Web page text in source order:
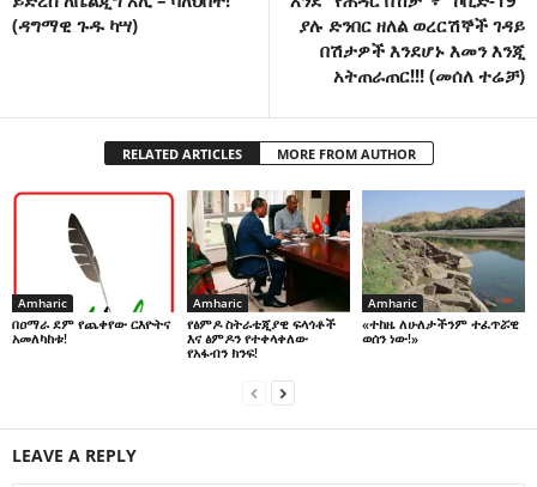
(ዳግማዊ ጉዱ ካሣ)
ያሉ ድንበር ዘለል ወረርሽኞች ገዳይ
በሽታዎች እንደሆኑ እመን እንጂ
አትጠራጠር!!! (መሰለ ተሬቻ)
RELATED ARTICLES MORE FROM AUTHOR
Amharic
በዐማራ ደም የጨቀየው ርእዮትና
አመለካከቱ!
Amharic
የፅምዶ ስትራቴጂያዊ ፍላጎቶች
እና ፅምዶን የተቀላቀለው
የአፋብን ክንፍ!
Amharic
«ተከዜ ለሁለታችንም ተፈጥሯዊ
ወሰን ነው!»
LEAVE A REPLY